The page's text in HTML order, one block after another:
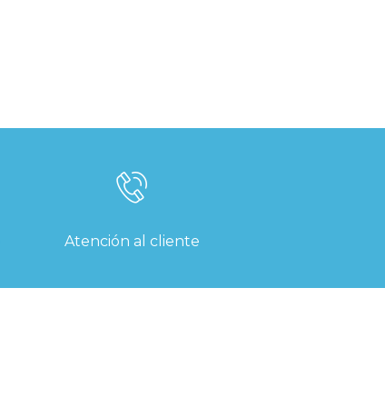
Atención al cliente